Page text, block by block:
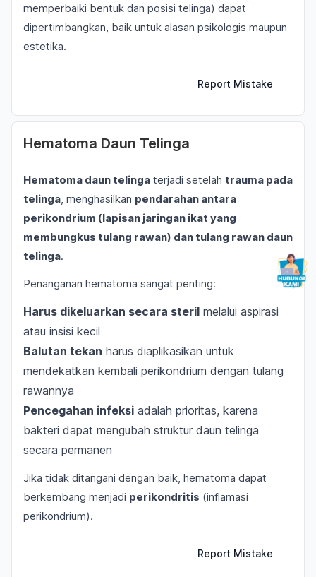
memperbaiki bentuk dan posisi telinga) dapat
dipertimbangkan, baik untuk alasan psikologis maupun
estetika.
Report Mistake
Hematoma Daun Telinga
Hematoma daun telinga terjadi setelah trauma pada
telinga, menghasilkan pendarahan antara
perikondrium (lapisan jaringan ikat yang
membungkus tulang rawan) dan tulang rawan daun
telinga.
Penanganan hematoma sangat penting:
Harus dikeluarkan secara steril melalui aspirasi
atau insisi kecil
Balutan tekan harus diaplikasikan untuk
mendekatkan kembali perikondrium dengan tulang
rawannya
Pencegahan infeksi adalah prioritas, karena
bakteri dapat mengubah struktur daun telinga
secara permanen
Jika tidak ditangani dengan baik, hematoma dapat
berkembang menjadi perikondritis (inflamasi
perikondrium).
Report Mistake